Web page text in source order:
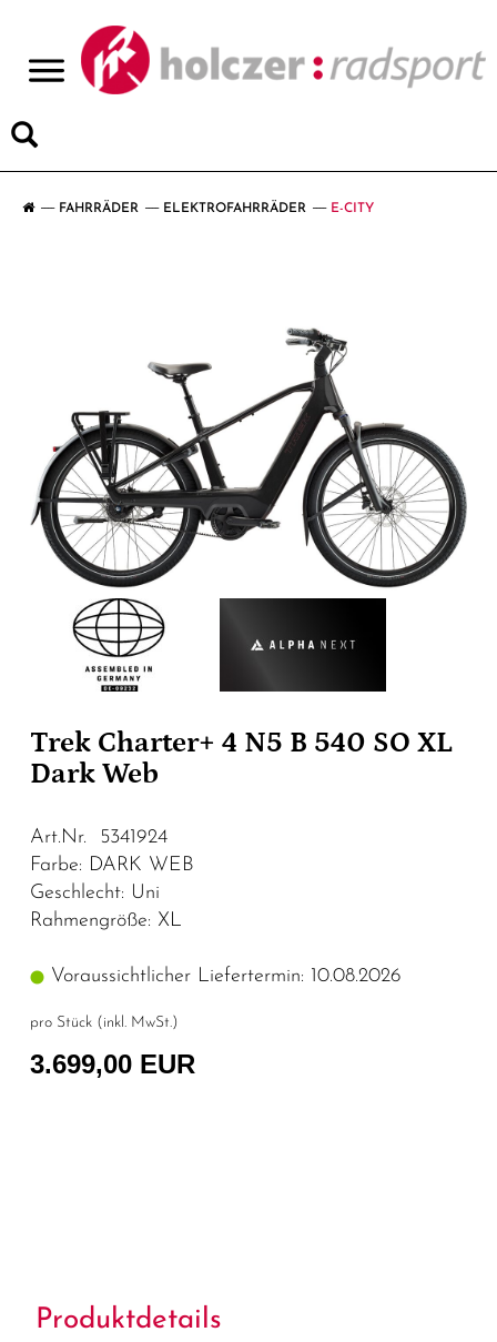
FAHRRÄDER ELEKTROFAHRRÄDER E-CITY
Trek Charter+ 4 N5 B 540 SO XL
Dark Web
Art.Nr. 5341924
Farbe: DARK WEB
Geschlecht: Uni
Rahmengröße: XL
Voraussichtlicher Liefertermin: 10.08.2026
pro Stück (inkl. MwSt.)
3.699,00 EUR
Produktdetails